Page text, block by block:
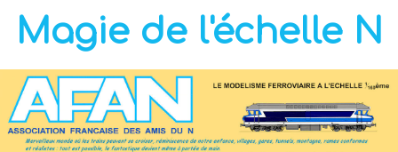
Magie de l'échelle N